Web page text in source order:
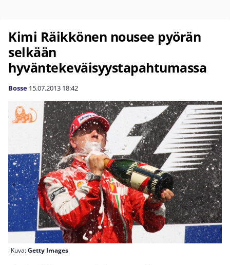
Kimi Räikkönen nousee pyörän
selkään
hyväntekeväisyystapahtumassa
Bosse 15.07.2013 18:42
Kuva:Getty Images